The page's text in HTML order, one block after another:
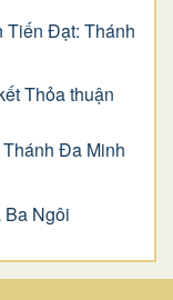
Tiến Đạt: Thánh
Thỏa thuận
Đa Minh
Ba Ngôi